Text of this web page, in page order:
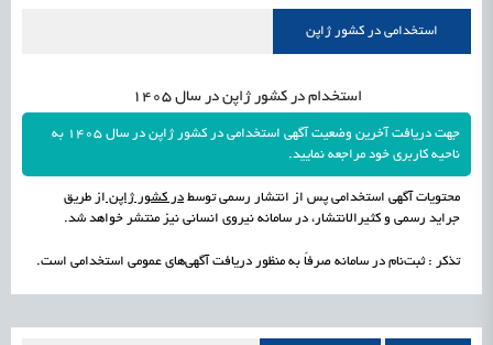
استخدامی در کشور ژاپن
استخدام در کشور ژاپن در سال 1405
جهت دریافت آخرین وضعیت آگهی استخدامی در کشور ژاپن در سال 1405 به
ناحیه کاربری خود مراجعه نمایید.
محتویات آگهی استخدامی پس از انتشار رسمی توسط در کشور ژاپن از طریق
جراید رسمی و کثیرالانتشار، در سامانه نیروی انسانی نیز منتشر خواهد شد.
تذکر : ثبت‌نام در سامانه صرفاً به منظور دریافت آگهی‌های عمومی استخدامی است.